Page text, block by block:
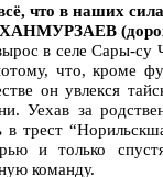
что в наших
в селе Сары-су
что, кроме
он увлекся
Уехав за
в трест
и только
команду.